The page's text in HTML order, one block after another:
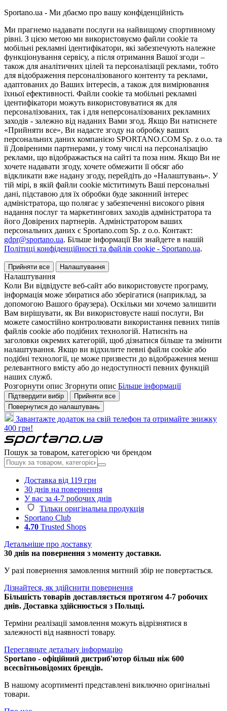
Sportano.ua - Ми дбаємо про вашу конфіденційність
Ми прагнемо надавати послуги на найвищому спортивному
рівні. З цією метою ми використовуємо файли cookie та
мобільні рекламні ідентифікатори, які забезпечують належне
функціонування сервісу, а після отримання Вашої згоди –
також для аналітичних цілей та персоналізації реклами, тобто
для відображення персоналізованого контенту та реклами,
адаптованих до Ваших інтересів, а також для вимірювання
їхньої ефективності. Файли cookie та мобільні рекламні
ідентифікатори можуть використовуватися як для
персоналізованих, так і для неперсоналізованих рекламних
заходів - залежно від наданих Вами згод. Якщо Ви натиснете
«Прийняти все», Ви надасте згоду на обробку ваших
персональних даних компанією SPORTANO.COM Sp. z o.o. та
її Довіреними партнерами, у тому числі на персоналізацію
реклами, що відображається на сайті та поза ним. Якщо Ви не
хочете надавати згоду, хочете обмежити її обсяг або
відкликати вже надану згоду, перейдіть до «Налаштувань». У
тій мірі, в якій файли cookie міститимуть Ваші персональні
дані, підставою для їх обробки буде законний інтерес
адміністратора, що полягає у забезпеченні високого рівня
надання послуг та маркетингових заходів адміністратора та
його Довірених партнерів. Адміністратором ваших
персональних даних є Sportano.com Sp. z o.o. Контакт:
gdpr@sportano.ua. Більше інформації Ви знайдете в нашій
Політиці конфіденційності та файлів cookie - Sportano.ua.
Прийняти все Налаштування
Налаштування
Коли Ви відвідуєте веб-сайт або використовуєте програму,
інформація може збиратися або зберігатися (наприклад, за
допомогою Вашого браузера). Оскільки ми хочемо залишити
Вам вирішувати, як Ви використовуєте наші послуги, Ви
можете самостійно контролювати використання певних типів
файлів cookie або подібних технологій. Натисніть на
заголовки окремих категорій, щоб дізнатися більше та змінити
налаштування. Якщо ви відхилите певні файли cookie або
подібні технології, це може призвести до відображення менш
релевантного вмісту або до недоступності певних функцій
наших служб.
Розгорнути опис Згорнути опис Більше інформації
Підтвердити вибір
Прийняти все
Повернутися до налаштувань
Завантажте додаток на свій телефон та отримайте знижку
400 грн!
Пошук за товаром, категорією чи брендом
Доставка від 119 грн
30 днів на повернення
У вас за 4-7 робочих днів
Тільки оригінальна продукція
Sportano Club
4.70 Trusted Shops
Детальніше про доставку
30 днів на повернення з моменту доставки.
У разі повернення замовлення митний збір не повертається.
Дізнайтеся, як здійснити повернення
Більшість товарів доставляється протягом 4-7 робочих
днів. Доставка здійснюється з Польщі.
Терміни реалізації замовлення можуть відрізнятися в
залежності від наявності товару.
Перегляньте детальну інформацію
Sportano - офіційний дистриб'ютор більш ніж 600
всесвітньовідомих брендів.
В нашому асортименті представлені виключно оригінальні
товари.